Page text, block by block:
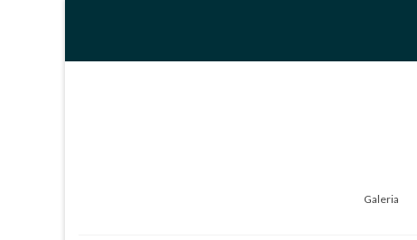
Galeria